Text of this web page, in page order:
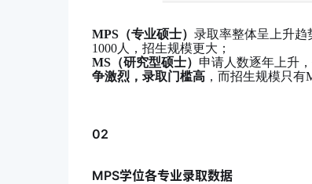
MPS（专业硕士） 录取率整体呈上升趋
1000人，招生规模更大；
MS（研究型硕士） 申请人数逐年上升
争激烈，录取门槛高 ，而招生规模只有
02
MPS学位各专业录取数据